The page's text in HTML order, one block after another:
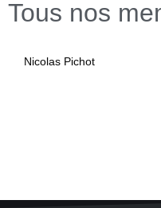
Tous nos
Nicolas Pichot